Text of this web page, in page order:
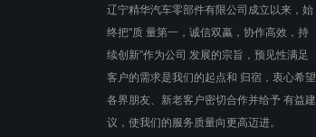
辽宁精华汽车零部件有限公司成立以来，始
终把"质 量第一，诚信双蠃，协作高效，持
续创新”作为公司 发展的宗旨，预见性满足
客户的需求是我们的起点和 归宿，衷心希望
各界朋友、新老客户密切合作并给予 有益建
议，使我们的服务质量向更高迈进。